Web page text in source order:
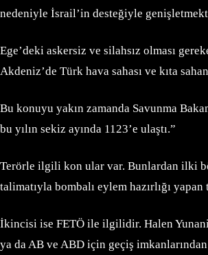
nedeniyle İsrail’in desteğiyle
Ege’deki askersiz ve silahsız olması
Akdeniz’de Türk hava sahası ve kıta
Bu konuyu yakın zamanda Savunma
bu yılın sekiz ayında 1123’e ulaştı.”
Terörle ilgili kon ular var. Bunlardan ilki
talimatıyla bombalı eylem hazırlığı
İkincisi ise FETÖ ile ilgilidir. Halen
ya da AB ve ABD için geçiş